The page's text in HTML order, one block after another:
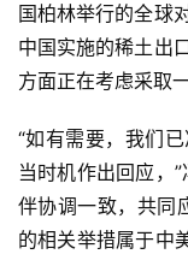
国柏林举行的全球
中国实施的稀土出
方面正在考虑采取
“如有需要，我们
当时机作出回应，
伴协调一致，共同
的相关举措属于中